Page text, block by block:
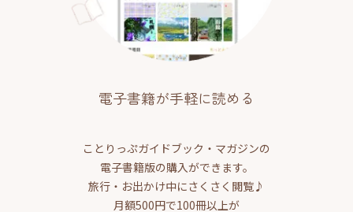
電子書籍が手軽に読める
ことりっぷガイドブック・マガジンの
電子書籍版の購入ができます。
旅行・お出かけ中にさくさく閲覧♪
月額500円で100冊以上が